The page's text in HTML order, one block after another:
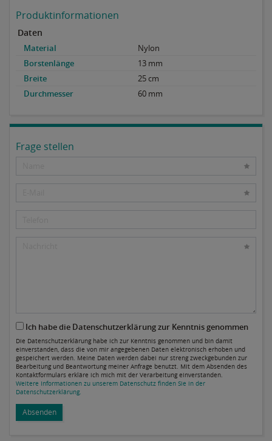
Produktinformationen
Daten
Material
Nylon
Borstenlänge
13 mm
Breite
25 cm
Durchmesser
60 mm
Frage stellen
Ich habe die Datenschutzerklärung zur Kenntnis genommen
Die Datenschutzerklärung habe ich zur Kenntnis genommen und bin damit
einverstanden, dass die von mir angegebenen Daten elektronisch erhoben und
gespeichert werden. Meine Daten werden dabei nur streng zweckgebunden zur
Bearbeitung und Beantwortung meiner Anfrage benutzt. Mit dem Absenden des
Kontaktformulars erkläre ich mich mit der Verarbeitung einverstanden.
Weitere Informationen zu unserem Datenschutz finden Sie in der
Datenschutzerklärung.
Absenden